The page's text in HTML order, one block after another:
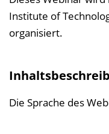
Institute of
organisiert.
Die Sprache des